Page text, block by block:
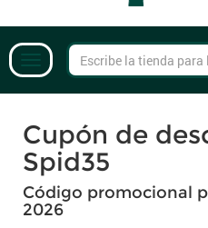
Cupón de
Spid35
Código promocional
2026